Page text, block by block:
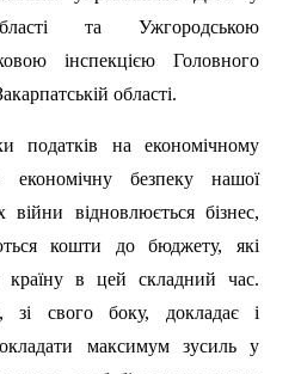
та Ужгородською
інспекцією Головного
області.
податків на економічному
економічну безпеку нашої
відновлюється бізнес,
кошти до бюджету, які
країну в цей складний час.
зі свого боку, докладає і
максимум зусиль у